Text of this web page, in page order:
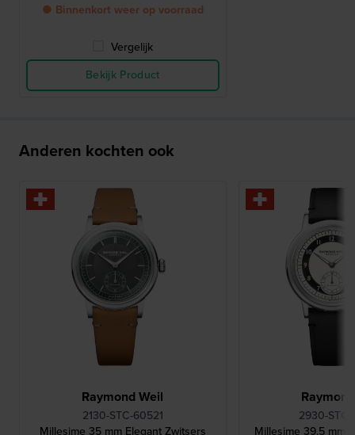
● Binnenkort weer op voorraad
Vergelijk
Bekijk Product
Anderen kochten ook
Raymond Weil
2130-STC-60521
Millesime 35 mm Elegant Zwitsers
2930-
Millesime 39.5 mm